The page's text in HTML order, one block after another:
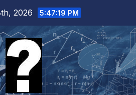
2026 5:47:21 PM